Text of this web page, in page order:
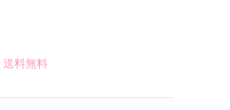
送料無料